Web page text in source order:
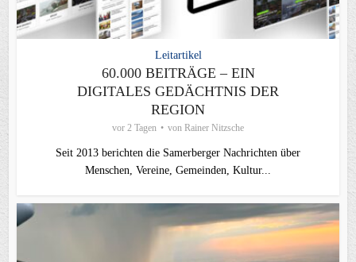
Leitartikel
60.000 BEITRÄGE – EIN
DIGITALES GEDÄCHTNIS DER
REGION
vor 2 Tagen von Rainer Nitzsche
Seit 2013 berichten die Samerberger Nachrichten über
Menschen, Vereine, Gemeinden, Kultur...